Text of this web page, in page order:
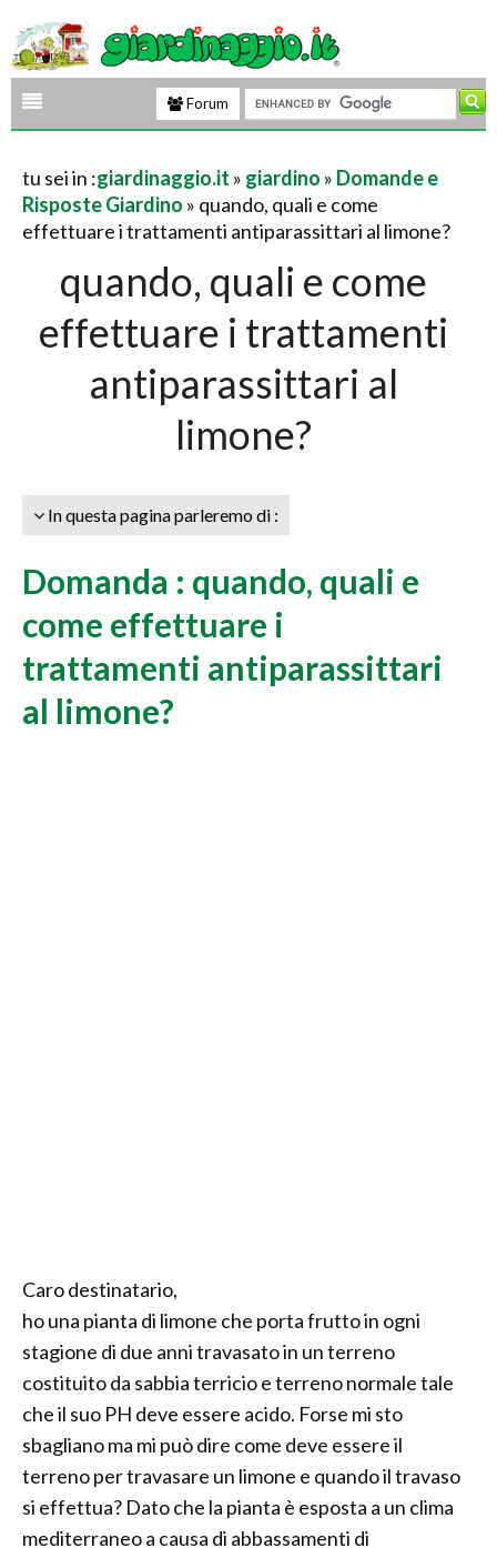
Forum
tu sei in :giardinaggio.it » giardino » Domande e
Risposte Giardino » quando, quali e come
effettuare i trattamenti antiparassittari al limone?
quando, quali e come
effettuare i trattamenti
antiparassittari al
limone?
In questa pagina parleremo di :
Domanda : quando, quali e
come effettuare i
trattamenti antiparassittari
al limone?
Caro destinatario,
ho una pianta di limone che porta frutto in ogni
stagione di due anni travasato in un terreno
costituito da sabbia terricio e terreno normale tale
che il suo PH deve essere acido. Forse mi sto
sbagliano ma mi può dire come deve essere il
terreno per travasare un limone e quando il travaso
si effettua? Dato che la pianta è esposta a un clima
mediterraneo a causa di abbassamenti di